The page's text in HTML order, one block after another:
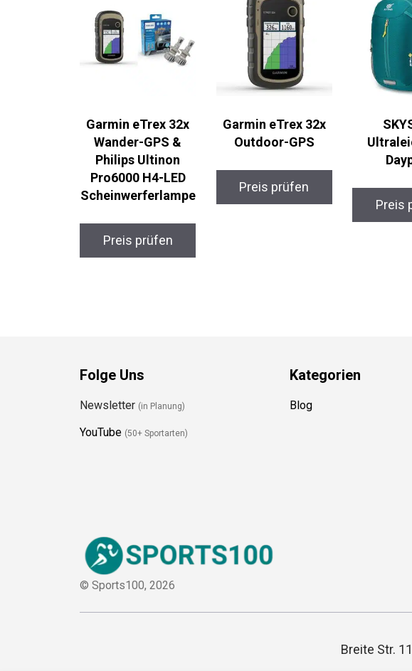
Garmin eTrex 32x
Wander-GPS &
Philips Ultinon
Pro6000 H4-LED
Scheinwerferlampe
Preis prüfen
Garmin eTrex 32x
Outdoor-GPS
Preis prüfen
Preis
Folge Uns
Newsletter (in Planung)
YouTube (50+ Sportarten)
Kategorien
Blog
© Sports100, 2026
Breite Str.